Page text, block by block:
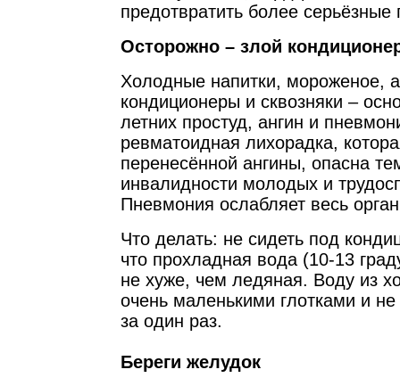
предотвратить более серьёзные
Осторожно – злой
Холодные напитки, мороженое,
кондиционеры и сквозняки –
летних простуд, ангин и
ревматоидная лихорадка,
перенесённой ангины, опасна
инвалидности молодых и
Пневмония ослабляет весь
Что делать: не сидеть под
что прохладная вода (10-13
не хуже, чем ледяная. Воду из
очень маленькими глотками и
за один раз.
Береги желудок